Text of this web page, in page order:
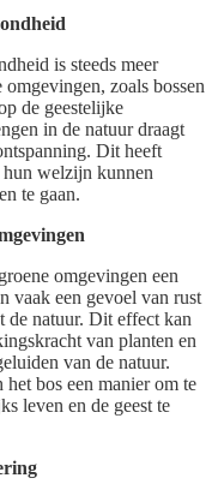
is steeds meer
zoals bossen
de geestelijke
in de natuur draagt
Dit heeft
welzijn kunnen
te gaan.
omgevingen een
vaak een gevoel van rust
de natuur. Dit effect kan
van planten en
van de natuur.
bos een manier om te
leven en de geest te